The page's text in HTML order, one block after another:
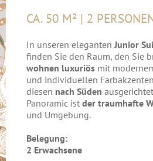
CA. 50 M² | 2
In unseren eleganten Junior
finden Sie den Raum, den Sie
wohnen luxuriös mit
und individuellen
diesen nach Süden
Panoramic ist der traumhafte
und Umgebung.
Belegung:
2 Erwachsene